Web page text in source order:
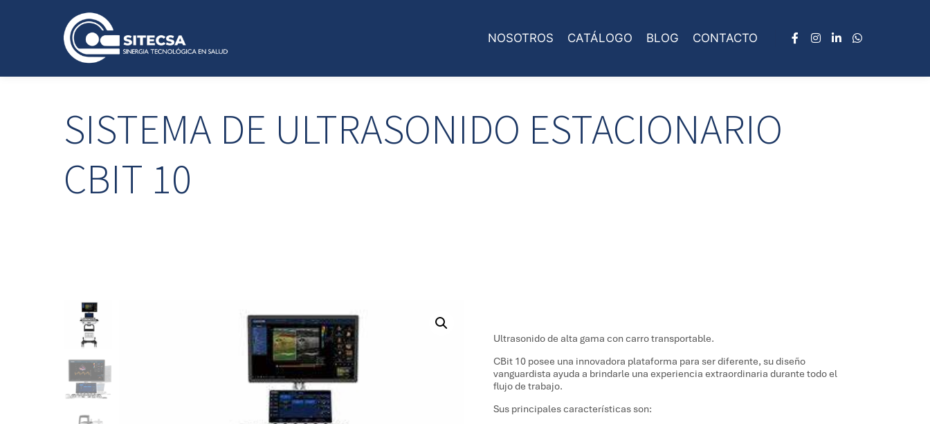
NOSOTROS CATÁLOGO BLOG CONTACTO
SISTEMA DE ULTRASONIDO ESTACIONARIO
CBIT 10
Ultrasonido de alta gama con carro transportable.
CBit 10 posee una innovadora plataforma para ser diferente, su diseño
vanguardista ayuda a brindarle una experiencia extraordinaria durante todo el
flujo de trabajo.
Sus principales características son: